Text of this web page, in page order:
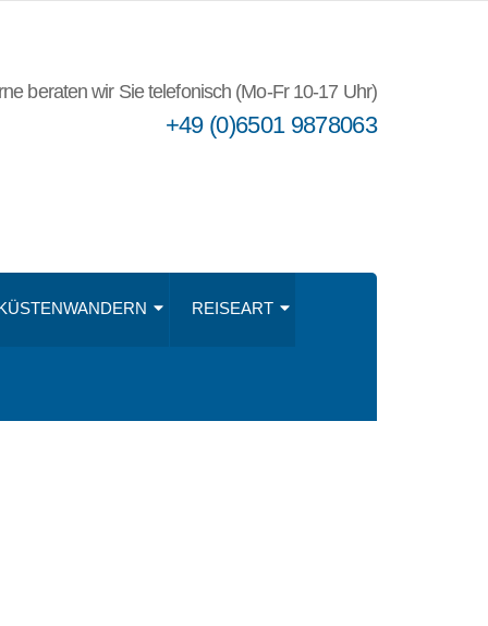
beraten wir Sie telefonisch (Mo-Fr 10-17 Uhr)
+49 (0)6501 9878063
REISEART